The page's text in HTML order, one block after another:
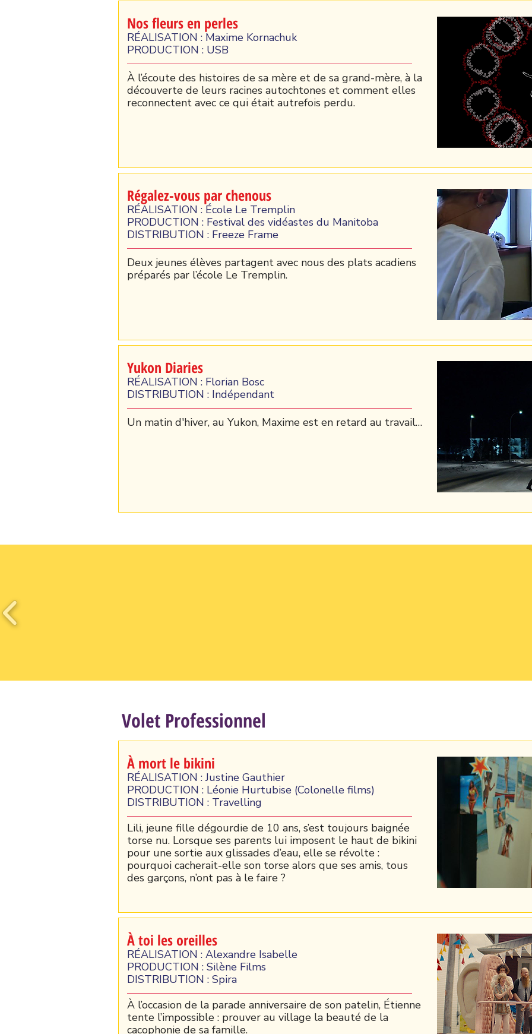
Nos fleurs en perles
RÉALISATION : Maxime Kornachuk
PRODUCTION : USB
À l’écoute des histoires de sa mère et de sa grand-mère, à la
découverte de leurs racines autochtones et comment elles
reconnectent avec ce qui était autrefois perdu.
Régalez-vous par chenous
RÉALISATION : École Le Tremplin
PRODUCTION : Festival des vidéastes du Manitoba
DISTRIBUTION : Freeze Frame
Deux jeunes élèves partagent avec nous des plats acadiens
préparés par l’école Le Tremplin.
Yukon Diaries
RÉALISATION : Florian Bosc
DISTRIBUTION : Indépendant
Un matin d'hiver, au Yukon, Maxime est en retard au travail…
Volet Professionnel
À mort le bikini
RÉALISATION : Justine Gauthier
PRODUCTION : Léonie Hurtubise (Colonelle films)
DISTRIBUTION : Travelling
Lili, jeune fille dégourdie de 10 ans, s’est toujours baignée
torse nu. Lorsque ses parents lui imposent le haut de bikini
pour une sortie aux glissades d’eau, elle se révolte :
pourquoi cacherait-elle son torse alors que ses amis, tous
des garçons, n’ont pas à le faire ?
À toi les oreilles
RÉALISATION : Alexandre Isabelle
PRODUCTION : Silène Films
DISTRIBUTION : Spira
À l’occasion de la parade anniversaire de son patelin, Étienne
tente l’impossible : prouver au village la beauté de la
cacophonie de sa famille.